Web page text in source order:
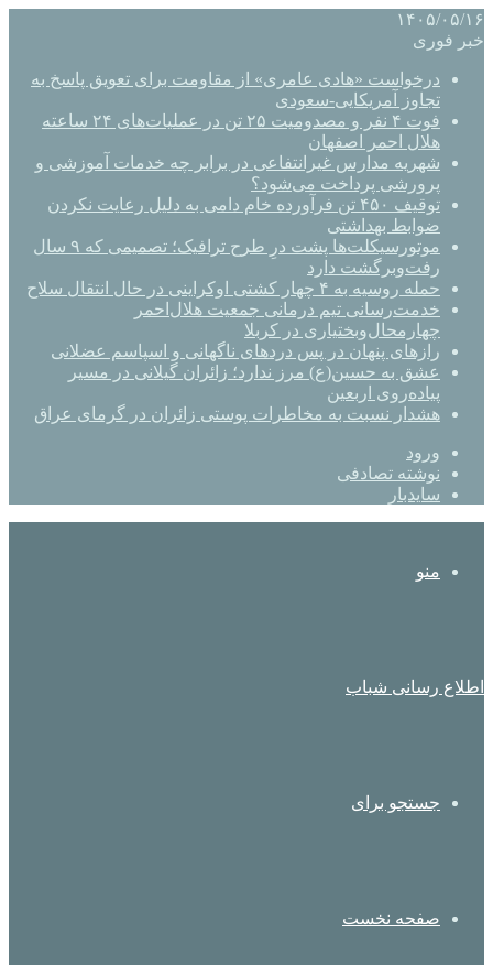
۱۴۰۵/۰۵/۱۶
خبر فوری
درخواست «هادی عامری» از مقاومت برای تعویق پاسخ به
تجاوز آمریکایی-سعودی
فوت ۴ نفر و مصدومیت ۲۵ تن در عملیات‌های ۲۴ ساعته
هلال احمر اصفهان
شهریه مدارس غیرانتفاعی در برابر چه خدمات آموزشی و
پرورشی پرداخت می‌شود؟
توقیف ۴۵۰ تن فرآورده خام دامی به دلیل رعایت نکردن
ضوابط بهداشتی
موتورسیکلت‌ها پشت درِ طرح ترافیک؛ تصمیمی که ۹ سال
رفت‌وبرگشت دارد
حمله روسیه به ۴ چهار کشتی اوکراینی در حال انتقال سلاح
خدمت‌رسانی تیم درمانی جمعیت هلال‌احمر
چهارمحال‌وبختیاری در کربلا
رازهای پنهان در پس دردهای ناگهانی و اسپاسم عضلانی
عشق به حسین(ع) مرز ندارد؛ زائران گیلانی در مسیر
پیاده‌روی اربعین
هشدار نسبت به مخاطرات پوستی زائران در گرمای عراق
ورود
نوشته تصادفی
سایدبار
منو
اطلاع رسانی شباب
جستجو برای
صفحه نخست